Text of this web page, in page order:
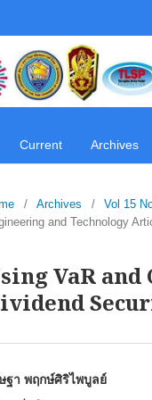
Current Archives
/ Archives / Vol 15
and Technology
VaR
ฐา พฤกษ์ศิริไพบูลย์